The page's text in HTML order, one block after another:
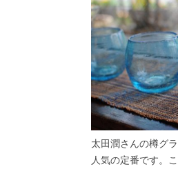
太田潤さんの樽グ
人気の定番です。